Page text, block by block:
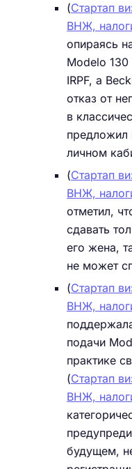
(Стартап
ВНЖ,
опираясь
Modelo
IRPF, а
отказ от
в
предложил
личном
(Стартап
ВНЖ,
отметил,
сдавать
его жена,
не может
(Стартап
ВНЖ,
подачи
практике
(Стартап
ВНЖ,
будущем,